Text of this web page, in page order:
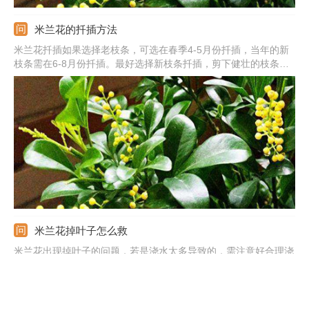
米兰花的扦插方法
米兰花扦插如果选择老枝条，可选在春季4-5月份扦插，当年的新
枝条需在6-8月份扦插。最好选择新枝条扦插，剪下健壮的枝条，
枝条上端保留两三片叶子，下面的叶子摘除掉，切口处涂草木灰，
放在阴凉处晾干。用草炭土、河沙混合用作扦插的土壤，将处理好
的枝条扦插进去，放在阴凉处养护，细心养护促进生根。
米兰花掉叶子怎么救
米兰花出现掉叶子的问题，若是浇水太多导致的，需注意好合理浇